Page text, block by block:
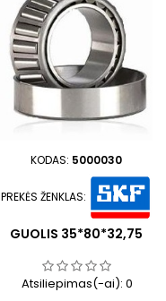
KODAS: 5000030
PREKĖS ŽENKLAS:
GUOLIS 35*80*32,75
Atsiliepimas(-ai): 0